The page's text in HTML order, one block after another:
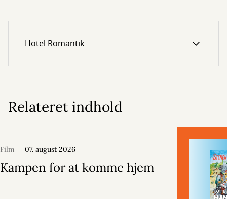
Hotel Romantik
Relateret indhold
Film 07. august 2026
Kampen for at komme hjem